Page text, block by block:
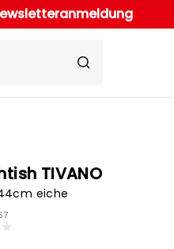
TIVANO
eiche